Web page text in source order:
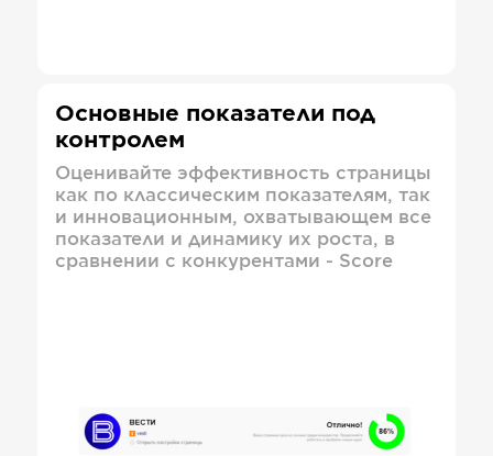
Основные показатели под
контролем
Оценивайте эффективность страницы
как по классическим показателям, так
и инновационным, охватывающем все
показатели и динамику их роста, в
сравнении с конкурентами - Score